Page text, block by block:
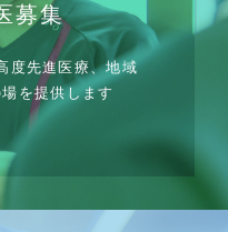
募集
度先進医療、地域
を提供します